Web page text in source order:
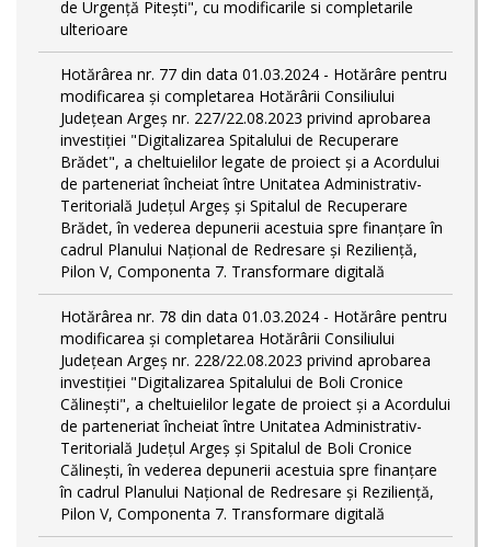
de Urgență Pitești", cu modificarile si completarile
ulterioare
Hotărârea nr. 77 din data 01.03.2024 - Hotărâre pentru
modificarea și completarea Hotărârii Consiliului
Județean Argeș nr. 227/22.08.2023 privind aprobarea
investiției "Digitalizarea Spitalului de Recuperare
Brădet", a cheltuielilor legate de proiect și a Acordului
de parteneriat încheiat între Unitatea Administrativ-
Teritorială Județul Argeș și Spitalul de Recuperare
Brădet, în vederea depunerii acestuia spre finanțare în
cadrul Planului Național de Redresare și Reziliență,
Pilon V, Componenta 7. Transformare digitală
Hotărârea nr. 78 din data 01.03.2024 - Hotărâre pentru
modificarea și completarea Hotărârii Consiliului
Județean Argeș nr. 228/22.08.2023 privind aprobarea
investiției "Digitalizarea Spitalului de Boli Cronice
Călinești", a cheltuielilor legate de proiect și a Acordului
de parteneriat încheiat între Unitatea Administrativ-
Teritorială Județul Argeș și Spitalul de Boli Cronice
Călinești, în vederea depunerii acestuia spre finanțare
în cadrul Planului Național de Redresare și Reziliență,
Pilon V, Componenta 7. Transformare digitală